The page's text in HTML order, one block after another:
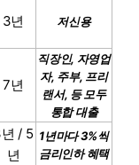
3년 저신용
7년
직장인, 자영업
자, 주부, 프리
랜서, 등 모두
통합 대출
/ 5
년
1년마다 3%씩
금리인하 혜택